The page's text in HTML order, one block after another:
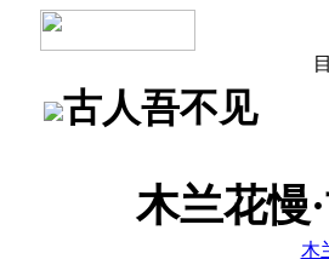
古人吾不见
木兰花慢
木